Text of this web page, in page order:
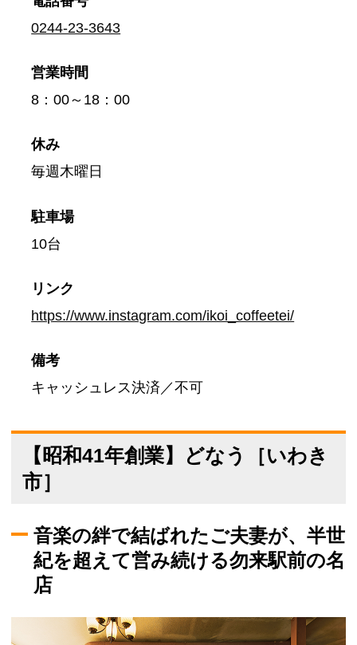
0244-23-3643
営業時間
8：00～18：00
休み
毎週木曜日
駐車場
10台
リンク
https://www.instagram.com/ikoi_coffeetei/
備考
キャッシュレス決済／不可
【昭和41年創業】どなう［いわき
市］
音楽の絆で結ばれたご夫妻が、半世
紀を超えて営み続ける勿来駅前の名
店